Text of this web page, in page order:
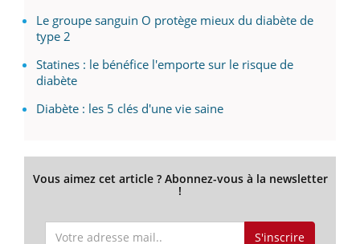
Le groupe sanguin O protège mieux du diabète de
type 2
Statines : le bénéfice l'emporte sur le risque de
diabète
Diabète : les 5 clés d'une vie saine
Vous aimez cet article ? Abonnez-vous à la newsletter
!
S'inscrire